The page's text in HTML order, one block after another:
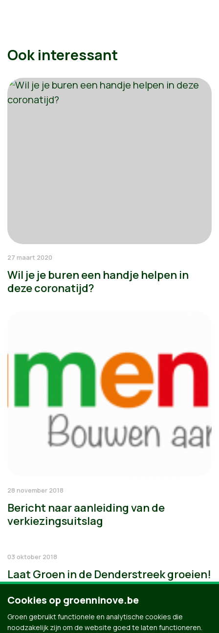
Ook interessant
27 maart 2020
Wil je je buren een handje helpen in
deze coronatijd?
28 november 2018
Bericht naar aanleiding van de
verkiezingsuitslag
03 oktober 2018
Laat Groen in de Denderstreek groeien!
Cookies op groenninove.be
Groen gebruikt functionele en analytische cookies die
noodzakelijk zijn om de website goed te laten functioneren.